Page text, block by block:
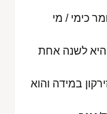
כימי / מי
היא לשנה אחת
במידה והוא